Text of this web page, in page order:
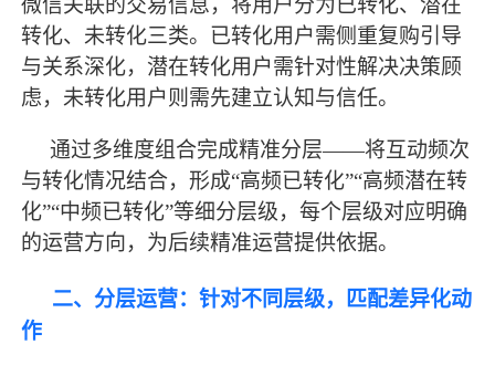
微信关联的交易信息，将用户分为已转化、潜在
转化、未转化三类。已转化用户需侧重复购引导
与关系深化，潜在转化用户需针对性解决决策顾
虑，未转化用户则需先建立认知与信任。
通过多维度组合完成精准分层——将互动频次
与转化情况结合，形成“高频已转化”“高频潜在转
化”“中频已转化”等细分层级，每个层级对应明确
的运营方向，为后续精准运营提供依据。
二、分层运营：针对不同层级，匹配差异化动
作